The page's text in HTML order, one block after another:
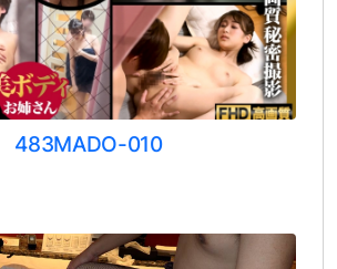
483MADO-010